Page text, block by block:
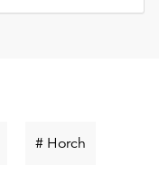
Schlüsselwort
# Horch